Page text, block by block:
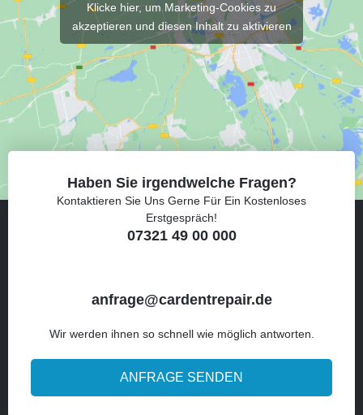
Klicke hier, um Marketing-Cookies zu
akzeptieren und diesen Inhalt zu aktivieren
Haben Sie irgendwelche Fragen?
Kontaktieren Sie Uns Gerne Für Ein Kostenloses
Erstgespräch!
07321 49 00 000
anfrage@cardentrepair.de
Wir werden ihnen so schnell wie möglich antworten.
ANFRAGE SENDEN